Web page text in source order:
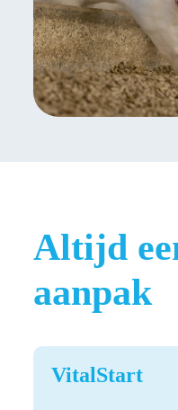
Altijd
aanpak
VitalStart